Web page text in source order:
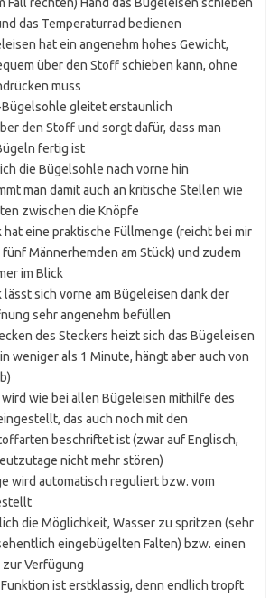
Fall rechten) Hand das Bügeleisen schieben
das Temperaturrad bedienen
hat ein angenehm hohes Gewicht,
über den Stoff schieben kann, ohne
muss
Bügelsohle gleitet erstaunlich
den Stoff und sorgt dafür, dass man
fertig ist
die Bügelsohle nach vorne hin
man damit auch an kritische Stellen wie
zwischen die Knöpfe
hat eine praktische Füllmenge (reicht bei mir
Männerhemden am Stück) und zudem
im Blick
lässt sich vorne am Bügeleisen dank der
sehr angenehm befüllen
des Steckers heizt sich das Bügeleisen
weniger als 1 Minute, hängt aber auch von
wie bei allen Bügeleisen mithilfe des
das auch noch mit den
beschriftet ist (zwar auf Englisch,
nicht mehr stören)
wird automatisch reguliert bzw. vom
die Möglichkeit, Wasser zu spritzen (sehr
eingebügelten Falten) bzw. einen
Verfügung
ist erstklassig, denn endlich tropft